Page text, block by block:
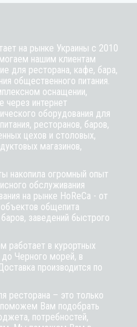
на рынке Украины с 2010
нашим клиентам
для ресторана, кафе, бара,
общественного питания.
оснащении,
через интернет
оборудования для
ресторанов, баров,
цехов и столовых,
магазинов,
накопила огромный опыт
обслуживания
на рынке HoReCa - от
общепита
заведений быстрого
работает в курортных
Черного морей, в
производится по
ресторана – это только
Вам подобрать
потребностей,